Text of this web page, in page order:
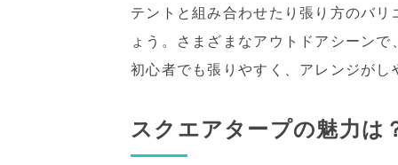
テントと組み合わせたり張り方のバ
ょう。さまざまなアウトドアシーン
初心者でも張りやすく、アレンジが
スクエアタープの魅力は